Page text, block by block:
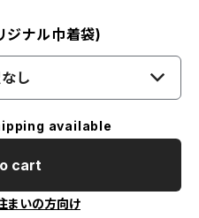
ジナル巾着袋)
し
available
cart
まいの方向け